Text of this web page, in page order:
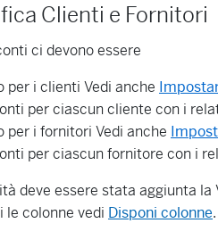
Clienti e Fornitori
ci devono essere
per i clienti Vedi anche
per ciascun cliente con i
per i fornitori Vedi anche
per ciascun fornitore con i
deve essere stata aggiunta la
le colonne vedi Disponi colonne.